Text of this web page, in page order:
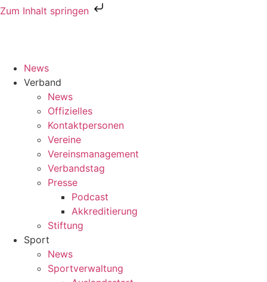
Zum Inhalt springen
News
Verband
News
Offizielles
Kontaktpersonen
Vereine
Vereinsmanagement
Verbandstag
Presse
Podcast
Akkreditierung
Stiftung
Sport
News
Sportverwaltung